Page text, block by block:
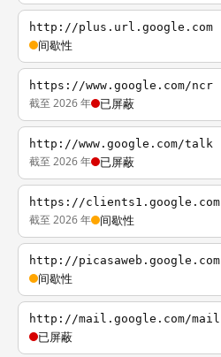
http://plus.url.google.com
间歇性
https://www.google.com/ncr
截至 2026 年 已屏蔽
http://www.google.com/talk
截至 2026 年 已屏蔽
https://clients1.google.com
截至 2026 年 间歇性
http://picasaweb.google.com
间歇性
http://mail.google.com/mail
已屏蔽